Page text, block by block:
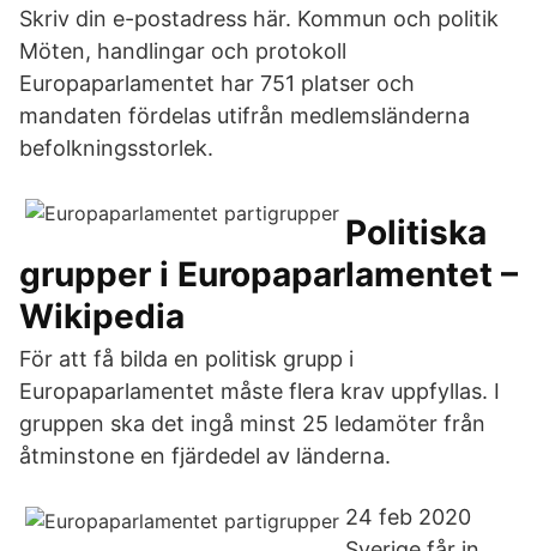
Skriv din e-postadress här. Kommun och politik
Möten, handlingar och protokoll
Europaparlamentet har 751 platser och
mandaten fördelas utifrån medlemsländerna
befolkningsstorlek.
Politiska
grupper i Europaparlamentet –
Wikipedia
För att få bilda en politisk grupp i
Europaparlamentet måste flera krav uppfyllas. I
gruppen ska det ingå minst 25 ledamöter från
åtminstone en fjärdedel av länderna.
24 feb 2020